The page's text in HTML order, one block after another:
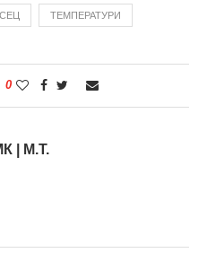
ТЕМПЕРАТУРИ
0
| М.Т.